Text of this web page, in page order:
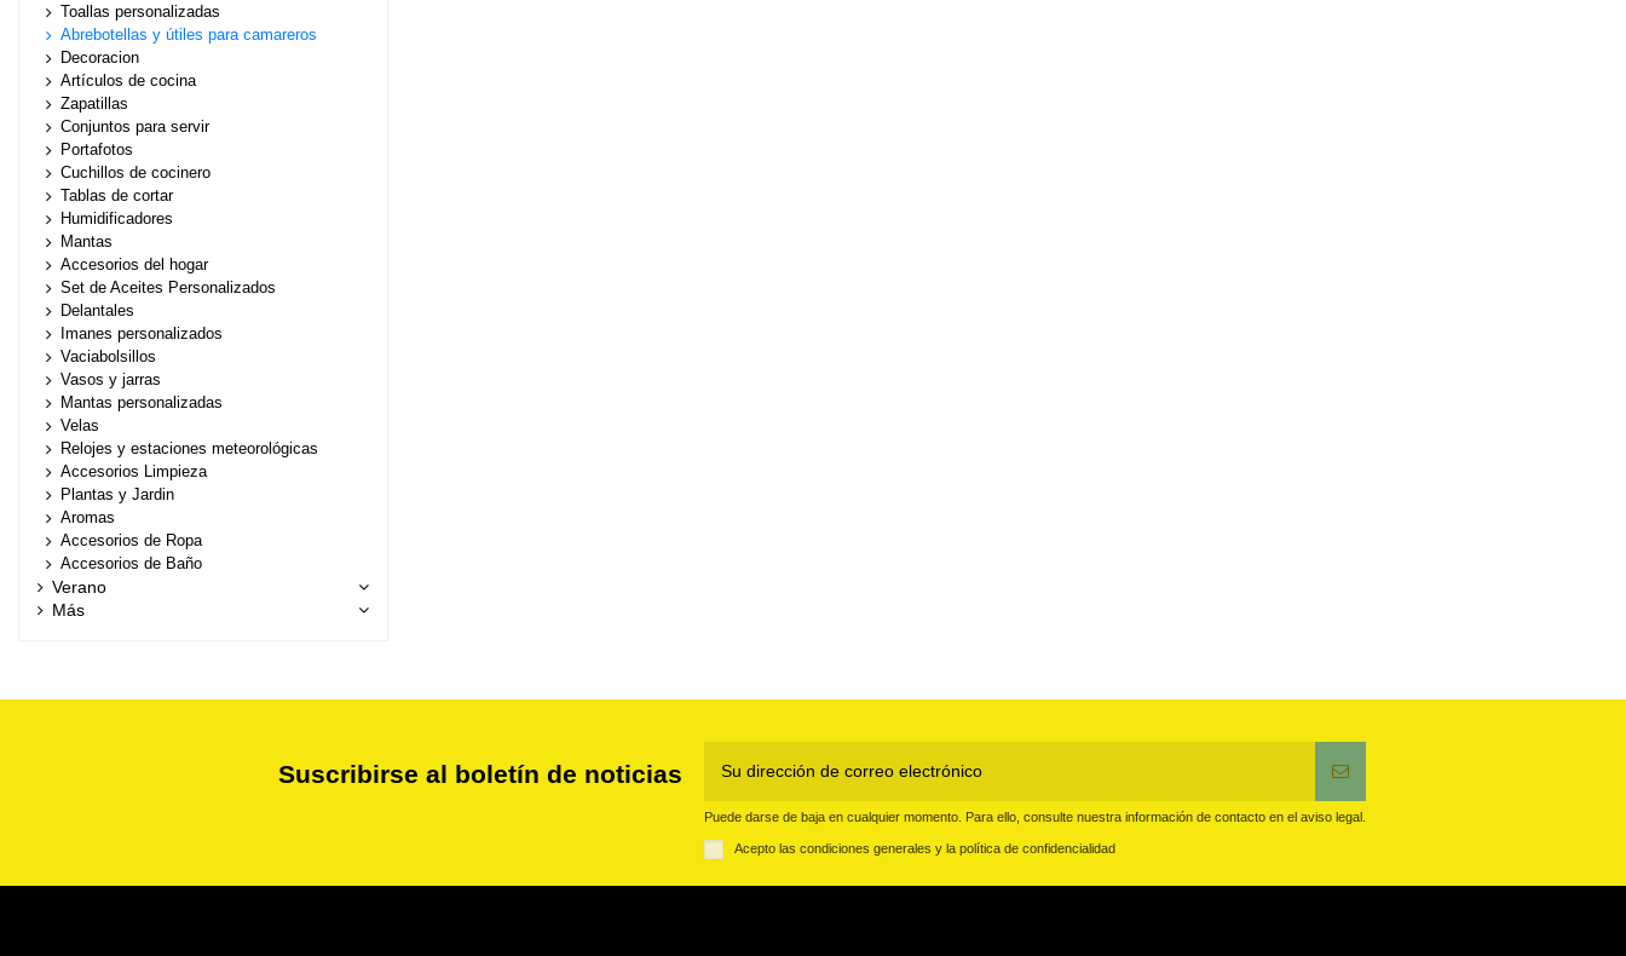
Toallas personalizadas
Abrebotellas y útiles para camareros
Decoracion
Artículos de cocina
Zapatillas
Conjuntos para servir
Portafotos
Cuchillos de cocinero
Tablas de cortar
Humidificadores
Mantas
Accesorios del hogar
Set de Aceites Personalizados
Delantales
Imanes personalizados
Vaciabolsillos
Vasos y jarras
Mantas personalizadas
Velas
Relojes y estaciones meteorológicas
Accesorios Limpieza
Plantas y Jardin
Aromas
Accesorios de Ropa
Accesorios de Baño
Verano
Más
Suscribirse al boletín de noticias
Puede darse de baja en cualquier momento. Para ello, consulte nuestra información de contacto en el aviso legal.
Acepto las condiciones generales y la política de confidencialidad